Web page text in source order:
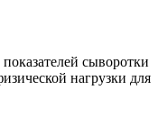
сыворотки
нагрузки для